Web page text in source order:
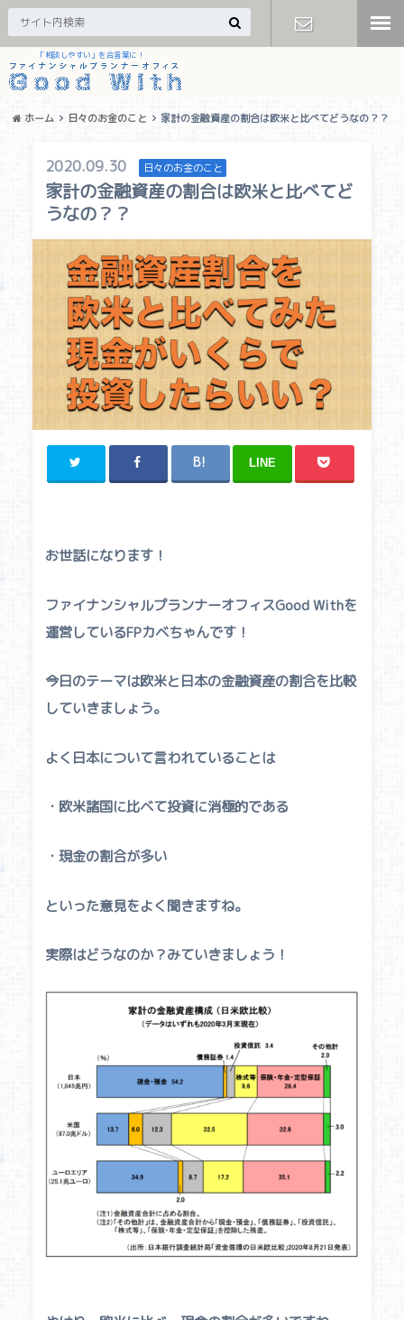
「相談しやすい」を合言葉に！
せ
ホーム 日々のお金のこと 家計の金融資産の割合は欧米と比べてどうなの？？
2020.09.30 日々のお金のこと
家計の金融資産の割合は欧米と比べてど
うなの？？
LINE
お世話になります！
ファイナンシャルプランナーオフィスGood Withを
運営しているFPカベちゃんです！
今日のテーマは欧米と日本の金融資産の割合を比較
していきましょう。
よく日本について言われていることは
・欧米諸国に比ベて投資に消極的である
・現金の割合が多い
といった意見をよく聞きますね。
実際はどうなのか？みていきましょう！